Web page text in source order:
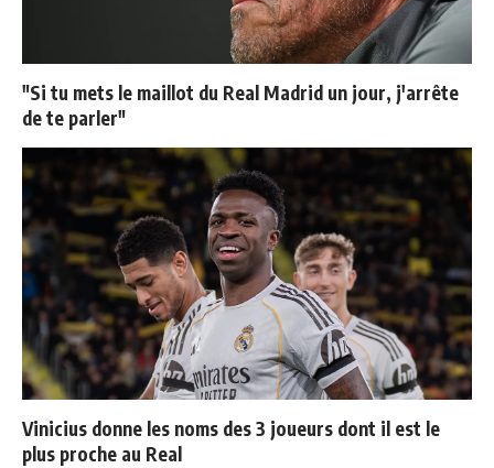
"Si tu mets le maillot du Real Madrid un jour, j'arrête
de te parler"
Vinicius donne les noms des 3 joueurs dont il est le
plus proche au Real